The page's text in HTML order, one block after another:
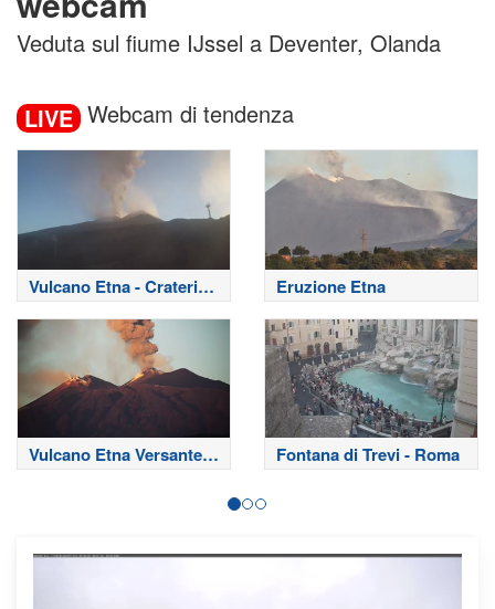
Veduta sul fiume IJssel a Deventer, Olanda
LIVE Webcam di tendenza
Vulcano Etna - Crateri
Sommitali
Eruzione Etna
Vulcano Etna Versante
Nord
Fontana di Trevi - Roma